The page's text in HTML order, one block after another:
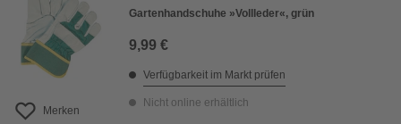
Merken
Gartenhandschuhe »Vollleder«, grün
9,99 €
Verfügbarkeit im Markt prüfen
Nicht online erhältlich